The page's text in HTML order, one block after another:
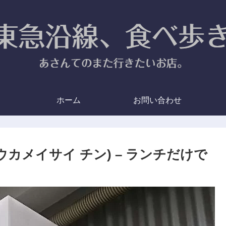
ホーム お問い合わせ
カメイサイ チン) – ランチだけで